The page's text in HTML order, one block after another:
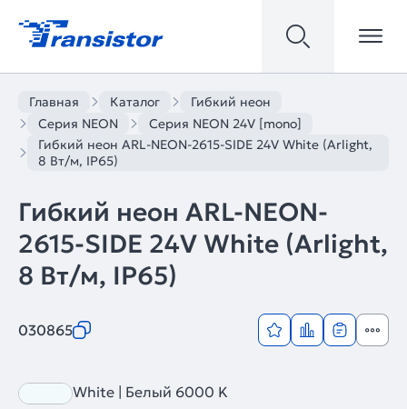
Главная Каталог
Гибкий неон
Серия NEON
Серия NEON 24V [mono]
Гибкий неон ARL-NEON-2615-SIDE 24V White (Arlight,
8 Вт/м, IP65)
Гибкий неон ARL-NEON-
2615-SIDE 24V White (Arlight,
8 Вт/м, IP65)
030865
White | Белый 6000 K